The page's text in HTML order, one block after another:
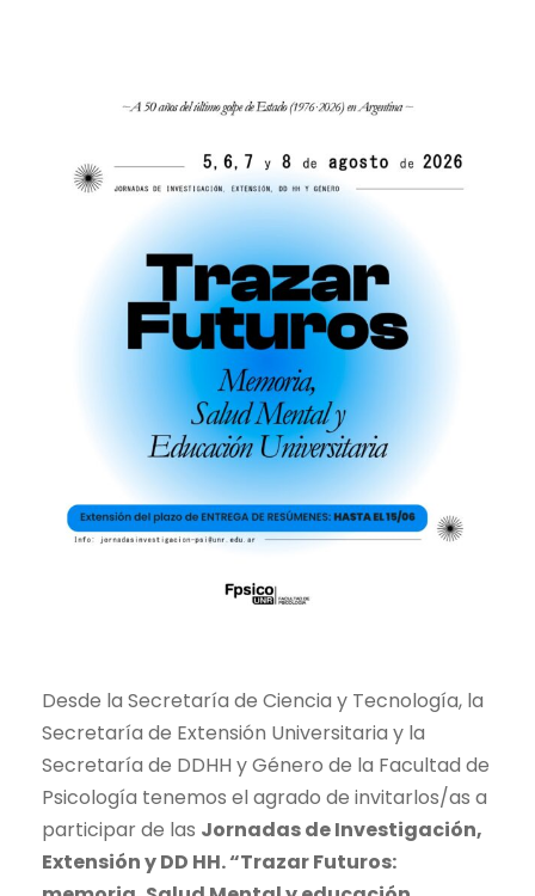
Desde la Secretaría de Ciencia y Tecnología, la
Secretaría de Extensión Universitaria y la
Secretaría de DDHH y Género de la Facultad de
Psicología tenemos el agrado de invitarlos/as a
participar de las Jornadas de Investigación,
Extensión y DD HH. “Trazar Futuros: